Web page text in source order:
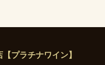
プラチナワイン】